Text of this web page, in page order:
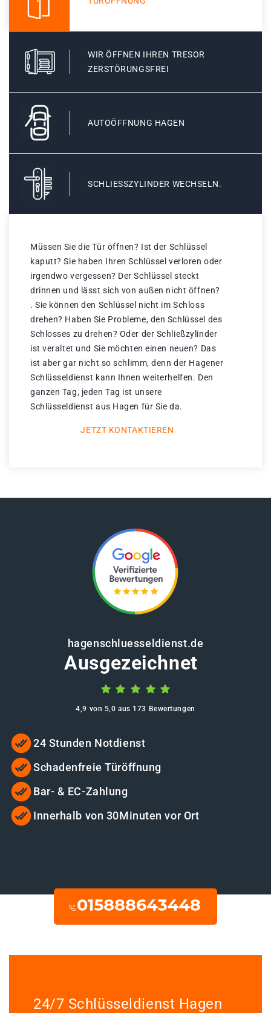
WIR ÖFFNEN IHREN TRESOR
ZERSTÖRUNGSFREI
AUTOÖFFNUNG HAGEN
SCHLIESSZYLINDER WECHSELN.
Müssen Sie die Tür öffnen? Ist der Schlüssel
kaputt? Sie haben Ihren Schlüssel verloren oder
irgendwo vergessen? Der Schlüssel steckt
drinnen und lässt sich von außen nicht öffnen?
. Sie können den Schlüssel nicht im Schloss
drehen? Haben Sie Probleme, den Schlüssel des
Schlosses zu drehen? Oder der Schließzylinder
ist veraltet und Sie möchten einen neuen? Das
ist aber gar nicht so schlimm, denn der Hagener
Schlüsseldienst kann Ihnen weiterhelfen. Den
ganzen Tag, jeden Tag ist unsere
Schlüsseldienst aus Hagen für Sie da.
JETZT KONTAKTIEREN
hagenschluesseldienst.de
Ausgezeichnet
4,9 von 5,0 aus 173 Bewertungen
24 Stunden Notdienst
Schadenfreie Türöffnung
Bar- & EC-Zahlung
Innerhalb von 30Minuten vor Ort
24/7 Schlüsseldienst Hagen